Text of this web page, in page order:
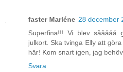
faster Marléne 28 december
Superfina!!! Vi blev
julkort. Ska tvinga Elly att
här! Kom snart igen, jag
Svara